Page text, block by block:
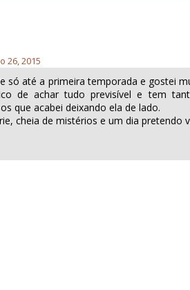
26, 2015
só até a primeira temporada e gostei
de achar tudo previsível e tem
que acabei deixando ela de lado.
cheia de mistérios e um dia pretendo